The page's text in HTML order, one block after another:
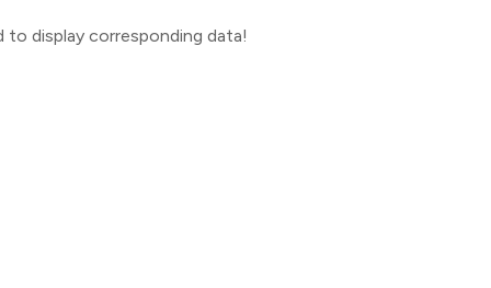
display corresponding data!